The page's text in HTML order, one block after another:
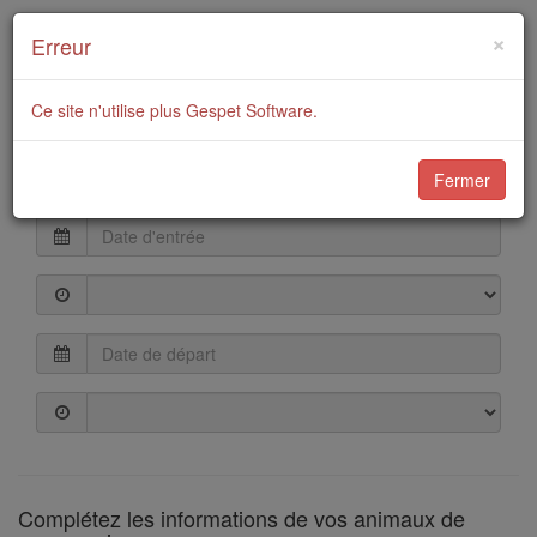
Réservez dans notre
Hôtel
Complétez les informations de vos animaux de
×
Erreur
Ce site n'utilise plus Gespet Software.
Fermer